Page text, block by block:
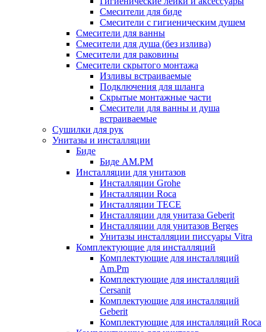
Смесители для биде
Смесители с гигиеническим душем
Смесители для ванны
Смесители для душа (без излива)
Смесители для раковины
Смесители скрытого монтажа
Изливы встраиваемые
Подключения для шланга
Скрытые монтажные части
Смесители для ванны и душа
встраиваемые
Сушилки для рук
Унитазы и инсталляции
Биде
Биде AM.PM
Инсталляции для унитазов
Инсталляции Grohe
Инсталляции Roca
Инсталляции TECE
Инсталляции для унитаза Geberit
Инсталляции для унитазов Berges
Унитазы инсталляции писсуары Vitra
Комплектующие для инсталляций
Комплектующие для инсталляций
Am.Pm
Комплектующие для инсталляций
Cersanit
Комплектующие для инсталляций
Geberit
Комплектующие для инсталляций Roca